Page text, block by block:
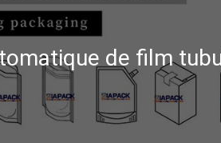
de film